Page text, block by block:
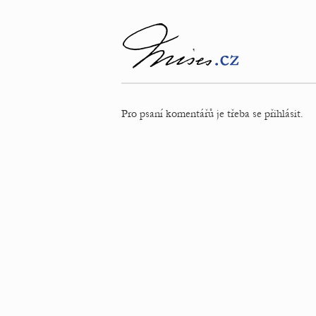
Pro psaní komentářů je třeba se přihlásit.